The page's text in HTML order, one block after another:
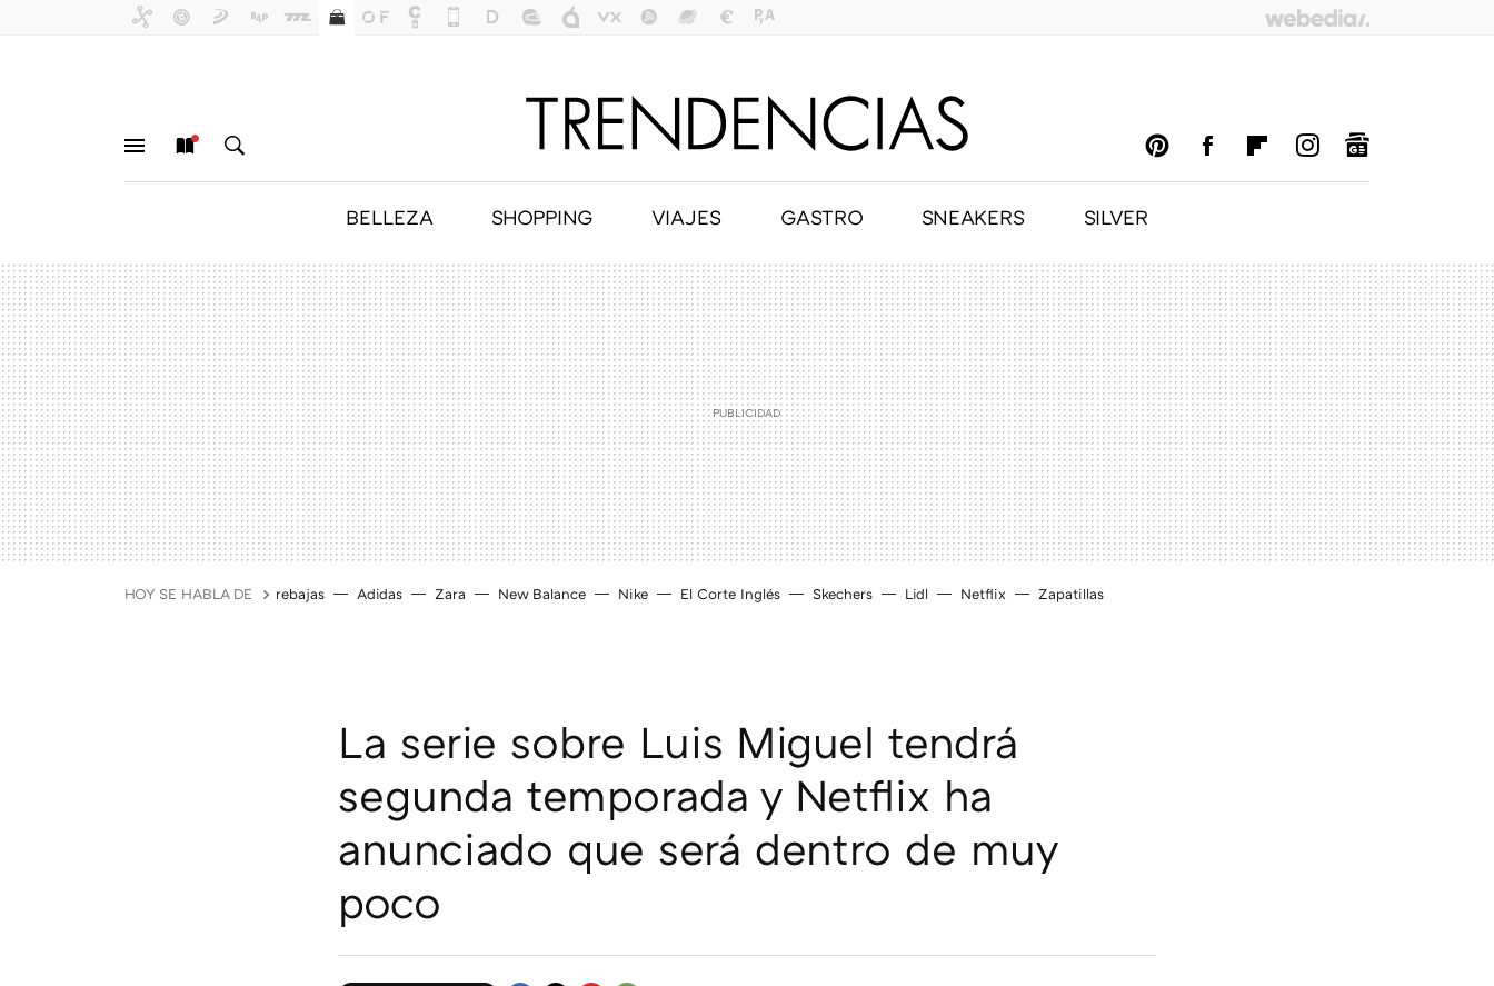
BELLEZA SHOPPING VIAJES GASTRO SNEAKERS SILVER
HOY SE HABLA DE rebajas Adidas Zara New Balance Nike El Corte Inglés Skechers Lidl Netflix Zapatillas
La serie sobre Luis Miguel tendrá
segunda temporada y Netflix ha
anunciado que será dentro de muy
poco